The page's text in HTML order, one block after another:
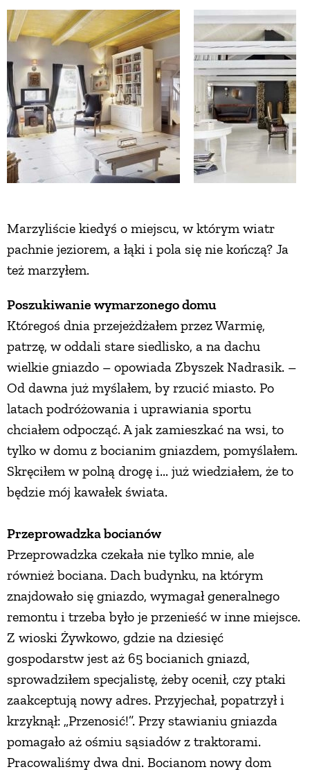
Marzyliście kiedyś o miejscu, w którym wiatr
pachnie jeziorem, a łąki i pola się nie kończą? Ja
też marzyłem.
Poszukiwanie wymarzonego domu
Któregoś dnia przejeżdżałem przez Warmię,
patrzę, w oddali stare siedlisko, a na dachu
wielkie gniazdo – opowiada Zbyszek Nadrasik. –
Od dawna już myślałem, by rzucić miasto. Po
latach podróżowania i uprawiania sportu
chciałem odpocząć. A jak zamieszkać na wsi, to
tylko w domu z bocianim gniazdem, pomyślałem.
Skręciłem w polną drogę i... już wiedziałem, że to
będzie mój kawałek świata.
Przeprowadzka bocianów
Przeprowadzka czekała nie tylko mnie, ale
również bociana. Dach budynku, na którym
znajdowało się gniazdo, wymagał generalnego
remontu i trzeba było je przenieść w inne miejsce.
Z wioski Żywkowo, gdzie na dziesięć
gospodarstw jest aż 65 bocianich gniazd,
sprowadziłem specjalistę, żeby ocenił, czy ptaki
zaakceptują nowy adres. Przyjechał, popatrzył i
krzyknął: „Przenosić!”. Przy stawianiu gniazda
pomagało aż ośmiu sąsiadów z traktorami.
Pracowaliśmy dwa dni. Bocianom nowy dom
NATURALNA APTECZKA
DLA DOMU
EKO ŻYCIE
PRZYRODA
ZWIERZĘTA DOMOWE
ZWIERZĘTA W NATURZE
KRAJOBRAZ
RĘKODZIEŁO
RZEMIOSŁO
ZWYCZAJE
ZRÓB TO SAM
PRZEPISY
ŚNIADANIA
PRZYSTAWKI
ZUPY
DANIA GŁÓWNE
CIASTA I DESERY